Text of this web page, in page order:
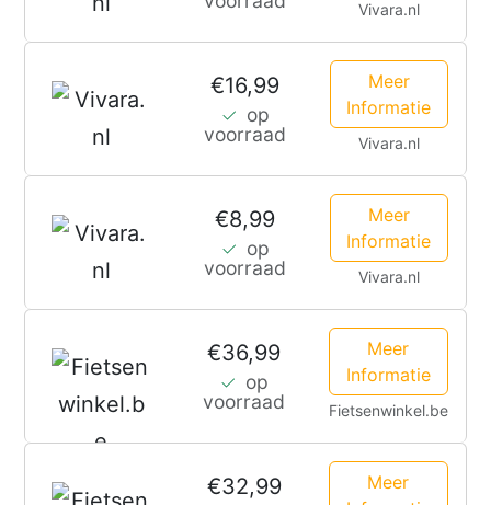
Vivara.nl
€16,99
op
voorraad
Meer
Informatie
Vivara.nl
€8,99
op
voorraad
Meer
Informatie
Vivara.nl
€36,99
op
voorraad
Meer
Informatie
Fietsenwinkel.be
€32,99
Meer